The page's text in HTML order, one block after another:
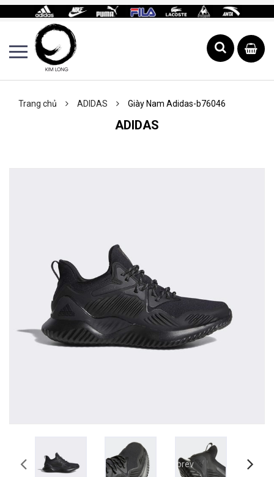
Trang chủ ADIDAS Giày Nam Adidas-b76046
ADIDAS
prev